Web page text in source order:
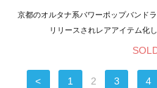
京都のオルタナ系パワーポップバンド
リリースされレアアイテム化
< 1 2 3 4